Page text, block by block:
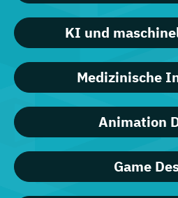
KI und
Medizinische
Animation
Game